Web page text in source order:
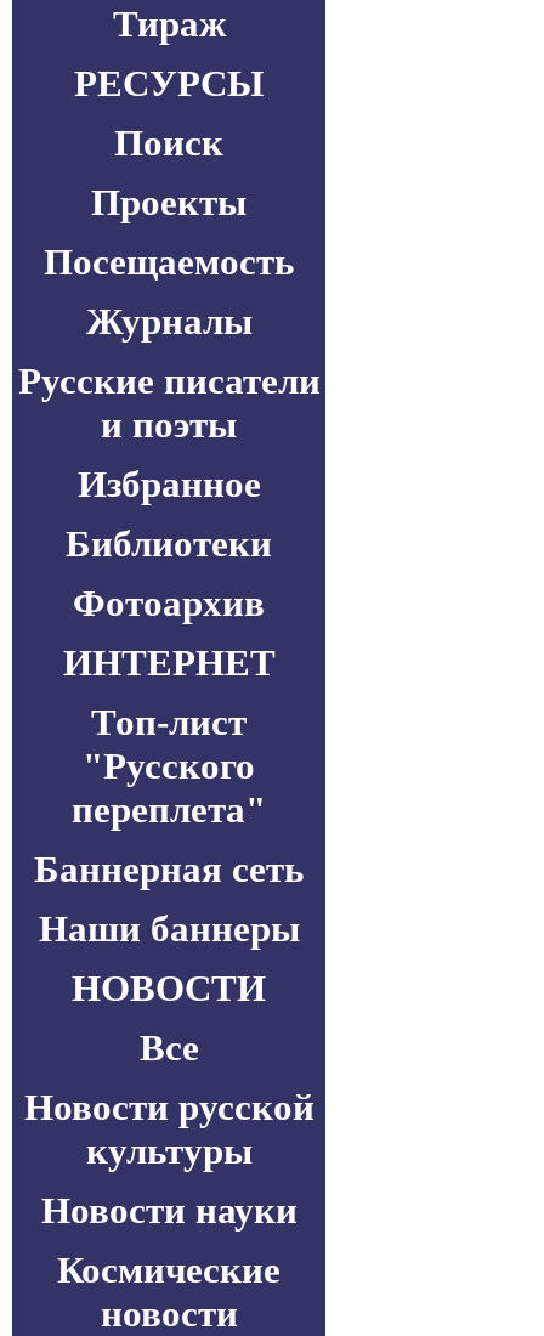
Тираж
РЕСУРСЫ
Поиск
Проекты
Посещаемость
Журналы
Русские писатели
и поэты
Избранное
Библиотеки
Фотоархив
ИНТЕРНЕТ
Топ-лист
"Русского
переплета"
Баннерная сеть
Наши баннеры
НОВОСТИ
Все
Новости русской
культуры
Новости науки
Космические
новости